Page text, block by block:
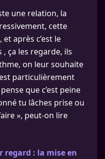
une relation, la
cette
, et après c’est le
ça les regarde, ils
on leur souhaite
particulièrement
que c’est peine
tu lâches prise ou
», peut-on lire
regard : la mise en